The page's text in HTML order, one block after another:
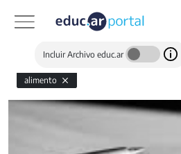
Incluir Archivo educ.ar
alimento